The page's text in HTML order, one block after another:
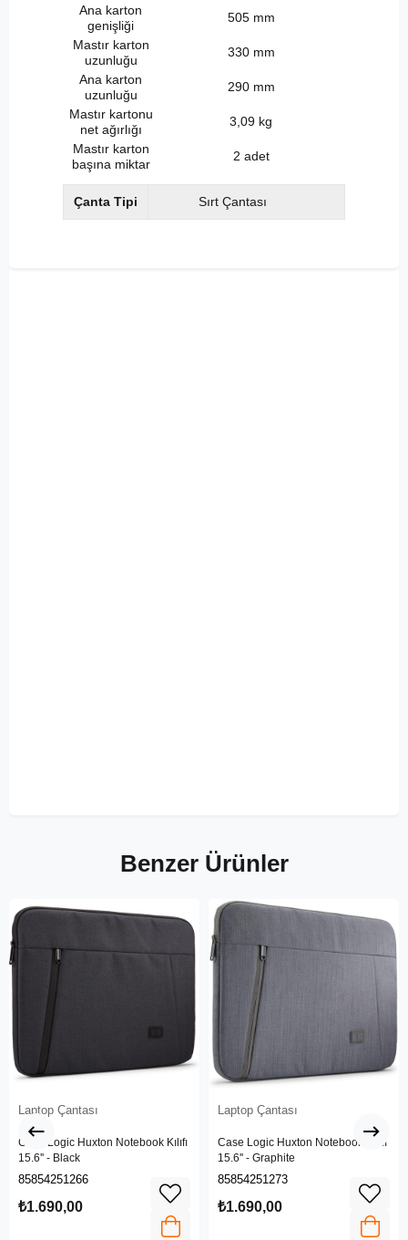
Ana karton
genişliği
505 mm
Mastır karton
uzunluğu
330 mm
Ana karton
uzunluğu
290 mm
Mastır kartonu
net ağırlığı
3,09 kg
Mastır karton
başına miktar
2 adet
Çanta Tipi Sırt Çantası
Benzer Ürünler
Laptop Çantası
Case Logic Huxton Notebook Kılıfı
15.6'' - Black
85854251266
₺1.690,00
Laptop Çantası
Case Logic Huxton Notebook Kılıfı
15.6'' - Graphite
85854251273
₺1.690,00